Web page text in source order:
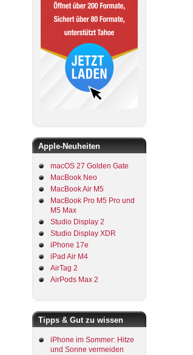
Apple-Neuheiten
macOS 27 Golden Gate
MacBook Neo
MacBook Air M5
MacBook Pro M5 Pro und
M5 Max
Studio Display 2
Studio Display XDR
iPhone 17e
iPad Air M4
AirTag 2
AirPods Max 2
Tipps & Gut zu wissen
iPhone im Sommer: Hitze
und Sonne vermeiden